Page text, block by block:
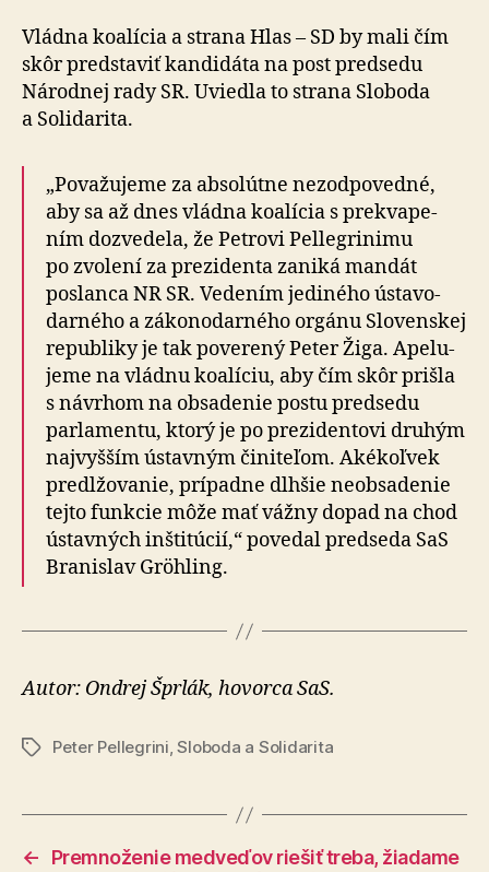
Vládna koalícia a strana Hlas – SD by mali čím
skôr predstaviť kandidáta na post predsedu
Národnej rady SR. Uviedla to strana Slo­bo­da
a So­li­da­ri­ta.
„Považujeme za absolútne nezodpovedné,
aby sa až dnes vládna koalícia s prekva­pe­
ním dozve­de­la, že Petrovi Pellegrinimu
po zvo­lení za pre­zi­denta zaniká mandát
poslanca NR SR. Vedením jediného ústavo­
dar­ného a zá­ko­no­dar­ného orgánu Slovenskej
republiky je tak po­ve­re­ný Peter Žiga. Ape­lu­
je­me na vládnu koalíciu, aby čím skôr prišla
s návrhom na obsa­de­nie postu predsedu
parla­mentu, ktorý je po pre­zi­den­tovi druhým
naj­vyšším ústavným činiteľom. Aké­koľ­vek
predlžovanie, prípadne dlhšie ne­ob­sa­de­nie
tejto funkcie môže mať vážny dopad na chod
ústavných inštitúcií,“ povedal pred­se­da SaS
Branislav Gröhling.
Autor: Ondrej Šprlák, hovorca SaS.
ZnačkyPeter Pellegrini,Sloboda a Solidarita
←
Premnoženie medveďov riešiť treba, žiadame